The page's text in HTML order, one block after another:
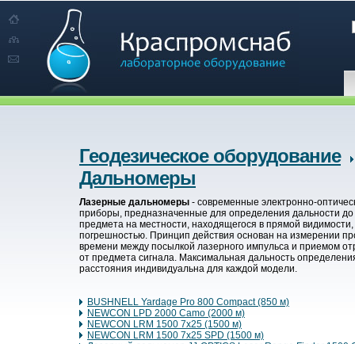
Геодезическое оборудование
Дальномеры
Лазерные дальномеры - современные электронно-
приборы, предназначенные для определения дальности
предмета на местности, находящегося в прямой видимости,
погрешностью. Принцип действия основан на измерении
времени между посылкой лазерного импульса и приемом
от предмета сигнала. Максимальная дальность
расстояния индивидуальна для каждой модели.
BUSHNELL Yardage Pro 800 Compact (850 м)
NEWCON LPD 2000 Camo (2000 м)
NEWCON LRM 1500 7x25 (1500 м)
NEWCON LRM 1500 7x25 SPD (1500 м)